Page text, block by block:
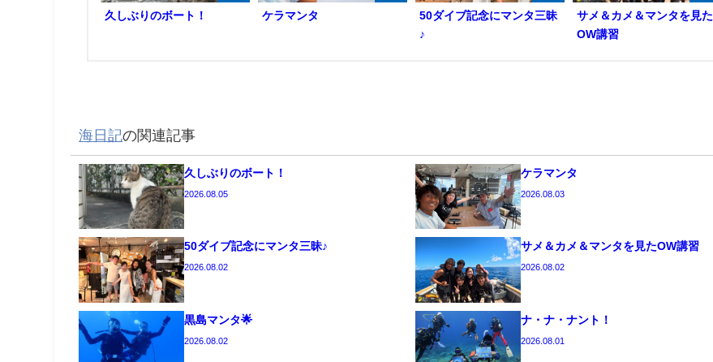
久しぶりのボート！ ケラマンタ
50ダイブ記念にマンタ三昧
♪
サメ＆カメ＆マンタを見た
OW講習
海日記の関連記事
久しぶりのボート！
2026.08.05
ケラマンタ
2026.08.03
50ダイブ記念にマンタ三昧♪
2026.08.02
サメ＆カメ＆マンタを見たOW講習
2026.08.02
黒島マンタ🌟
2026.08.02
ナ・ナ・ナント！
2026.08.01